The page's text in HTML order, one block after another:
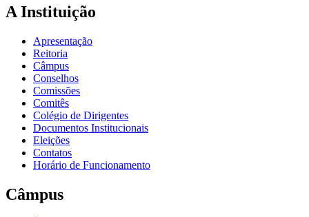
A Instituição
Apresentação
Reitoria
Câmpus
Conselhos
Comissões
Comitês
Colégio de Dirigentes
Documentos Institucionais
Eleições
Contatos
Horário de Funcionamento
Câmpus